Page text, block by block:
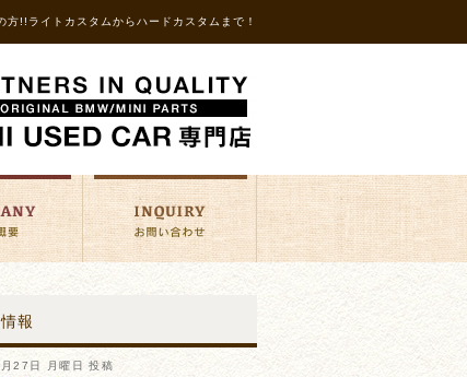
!!ライトカスタムからハードカスタムまで！
報
27日 月曜日 投稿